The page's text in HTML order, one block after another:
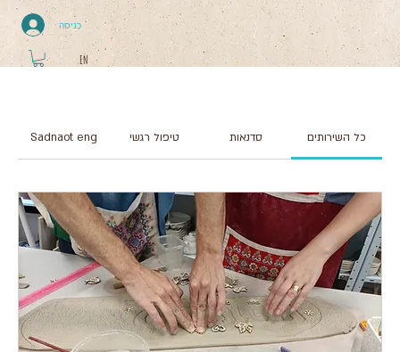
כניסה
EN
כל השירותים סדנאות טיפול רגשי Sadnaot eng